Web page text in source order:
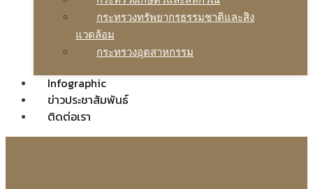
กระทรวงทรัพยากรธรรมชาติและสิง
แวดล้อม
กระทรวงอุตสาหกรรม
Infographic
ข่าวประชาสัมพันธ์
ติดต่อเรา